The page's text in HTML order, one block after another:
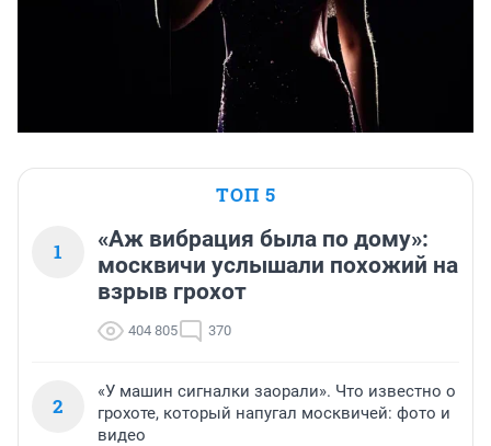
ТОП 5
1
«Аж вибрация была по дому»:
москвичи услышали похожий на
взрыв грохот
404 805 370
2
«У машин сигналки заорали». Что известно о
грохоте, который напугал москвичей: фото и
видео